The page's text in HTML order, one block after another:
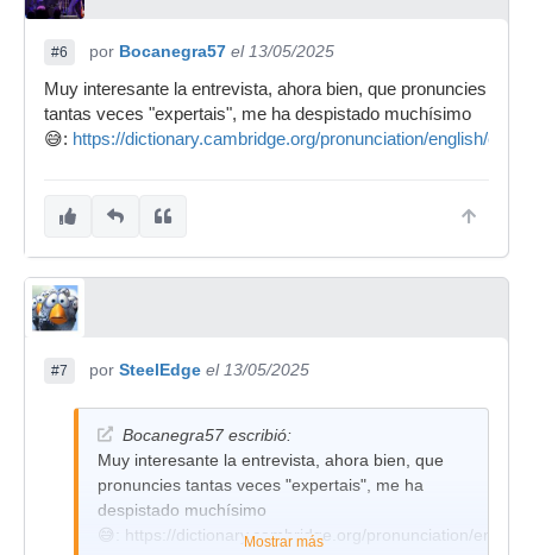
#6 por Bocanegra57 el 13/05/2025
Muy interesante la entrevista, ahora bien, que pronuncies
tantas veces "expertais", me ha despistado muchísimo
😅: https://dictionary.cambridge.org/pronunciation/english/
#7 por SteelEdge el 13/05/2025
Bocanegra57 escribió:
Muy interesante la entrevista, ahora bien, que
pronuncies tantas veces "expertais", me ha
despistado muchísimo
😅: https://dictionary.cambridge.org/pronunciation/
Mostrar más